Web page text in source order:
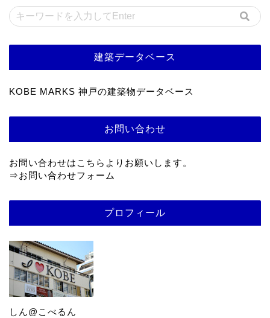
建築データベース
KOBE MARKS 神戸の建築物データベース
お問い合わせ
お問い合わせはこちらよりお願いします。
⇒お問い合わせフォーム
プロフィール
しん@こべるん